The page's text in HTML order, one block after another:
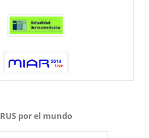
RUS por el mundo